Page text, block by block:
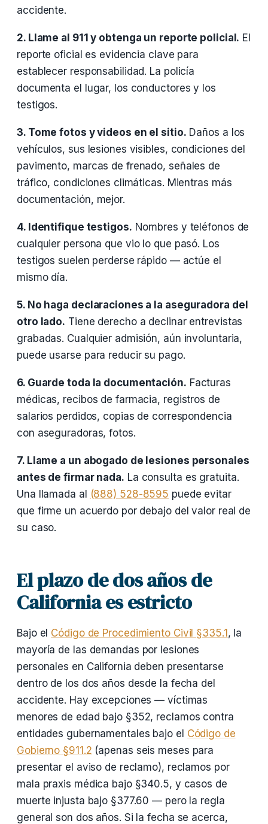
accidente.
2. Llame al 911 y obtenga un reporte policial. El
reporte oficial es evidencia clave para
establecer responsabilidad. La policía
documenta el lugar, los conductores y los
testigos.
3. Tome fotos y videos en el sitio. Daños a los
vehículos, sus lesiones visibles, condiciones del
pavimento, marcas de frenado, señales de
tráfico, condiciones climáticas. Mientras más
documentación, mejor.
4. Identifique testigos. Nombres y teléfonos de
cualquier persona que vio lo que pasó. Los
testigos suelen perderse rápido — actúe el
mismo día.
5. No haga declaraciones a la aseguradora del
otro lado. Tiene derecho a declinar entrevistas
grabadas. Cualquier admisión, aún involuntaria,
puede usarse para reducir su pago.
6. Guarde toda la documentación. Facturas
médicas, recibos de farmacia, registros de
salarios perdidos, copias de correspondencia
con aseguradoras, fotos.
7. Llame a un abogado de lesiones personales
antes de firmar nada. La consulta es gratuita.
Una llamada al (888) 528-8595 puede evitar
que firme un acuerdo por debajo del valor real de
su caso.
El plazo de dos años de
California es estricto
Bajo el Código de Procedimiento Civil §335.1 , la
mayoría de las demandas por lesiones
personales en California deben presentarse
dentro de los dos años desde la fecha del
accidente. Hay excepciones — víctimas
menores de edad bajo §352, reclamos contra
entidades gubernamentales bajo el Código de
Gobierno §911.2 (apenas seis meses para
presentar el aviso de reclamo), reclamos por
mala praxis médica bajo §340.5, y casos de
muerte injusta bajo §377.60 — pero la regla
general son dos años. Si la fecha se acerca,